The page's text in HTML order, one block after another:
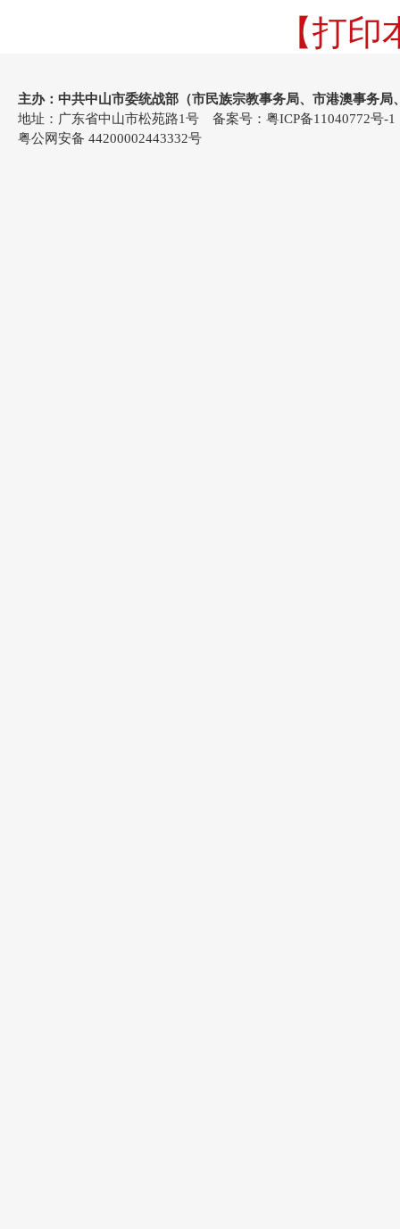
【打
主办：中共中山市委统战部（市民族宗教事务局、市港澳事务局
地址：广东省中山市松苑路1号 备案号： 粤ICP备11040772号-1
粤公网安备 44200002443332号